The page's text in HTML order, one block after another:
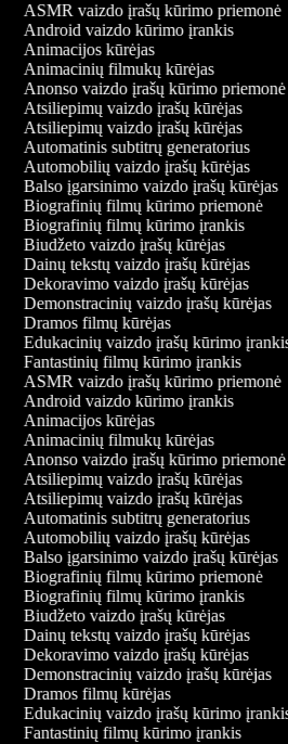
ASMR vaizdo įrašų kūrimo priemonė
Android vaizdo kūrimo įrankis
Animacijos kūrėjas
Animacinių filmukų kūrėjas
Anonso vaizdo įrašų kūrimo priemonė
Atsiliepimų vaizdo įrašų kūrėjas
Atsiliepimų vaizdo įrašų kūrėjas
Automatinis subtitrų generatorius
Automobilių vaizdo įrašų kūrėjas
Balso įgarsinimo vaizdo įrašų kūrėjas
Biografinių filmų kūrimo priemonė
Biografinių filmų kūrimo įrankis
Biudžeto vaizdo įrašų kūrėjas
Dainų tekstų vaizdo įrašų kūrėjas
Dekoravimo vaizdo įrašų kūrėjas
Demonstracinių vaizdo įrašų kūrėjas
Dramos filmų kūrėjas
Edukacinių vaizdo įrašų kūrimo įrankis
Fantastinių filmų kūrimo įrankis
ASMR vaizdo įrašų kūrimo priemonė
Android vaizdo kūrimo įrankis
Animacijos kūrėjas
Animacinių filmukų kūrėjas
Anonso vaizdo įrašų kūrimo priemonė
Atsiliepimų vaizdo įrašų kūrėjas
Atsiliepimų vaizdo įrašų kūrėjas
Automatinis subtitrų generatorius
Automobilių vaizdo įrašų kūrėjas
Balso įgarsinimo vaizdo įrašų kūrėjas
Biografinių filmų kūrimo priemonė
Biografinių filmų kūrimo įrankis
Biudžeto vaizdo įrašų kūrėjas
Dainų tekstų vaizdo įrašų kūrėjas
Dekoravimo vaizdo įrašų kūrėjas
Demonstracinių vaizdo įrašų kūrėjas
Dramos filmų kūrėjas
Edukacinių vaizdo įrašų kūrimo įrankis
Fantastinių filmų kūrimo įrankis